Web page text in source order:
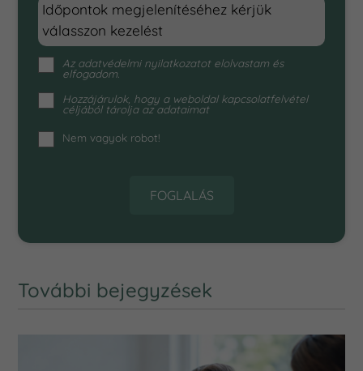
Időpontok megjelenítéséhez kérjük
válasszon kezelést
Az adatvédelmi nyilatkozatot elolvastam és
elfogadom.
Hozzájárulok, hogy a weboldal kapcsolatfelvétel
céljából tárolja az adataimat
Nem vagyok robot!
FOGLALÁS
További bejegyzések